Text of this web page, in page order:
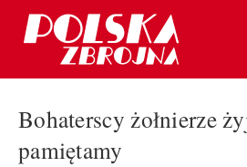
Bohaterscy żołnierze
pamiętamy